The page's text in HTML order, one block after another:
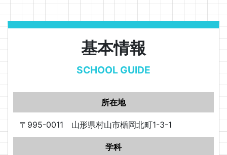
基本情報
SCHOOL GUIDE
所在地
〒995-0011 山形県村山市楯岡北町1-3-1
学科